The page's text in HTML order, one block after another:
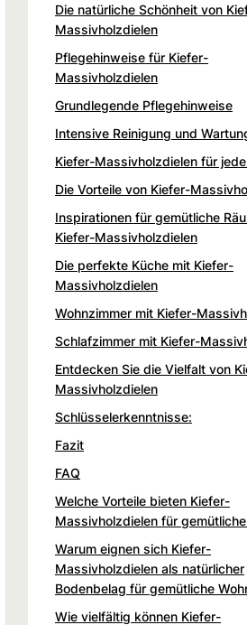
Die natürliche Schönheit von
Massivholzdielen
Pflegehinweise für Kiefer-
Massivholzdielen
Grundlegende Pflegehinweise
Intensive Reinigung und
Kiefer-Massivholzdielen für
Die Vorteile von Kiefer-
Inspirationen für gemütliche
Kiefer-Massivholzdielen
Die perfekte Küche mit Kiefer-
Massivholzdielen
Wohnzimmer mit Kiefer-
Schlafzimmer mit Kiefer-
Entdecken Sie die Vielfalt von
Massivholzdielen
Schlüsselerkenntnisse:
Fazit
FAQ
Welche Vorteile bieten Kiefer-
Massivholzdielen für gemütliche
Warum eignen sich Kiefer-
Massivholzdielen als natürlicher
Bodenbelag für gemütliche
Wie vielfältig können Kiefer-